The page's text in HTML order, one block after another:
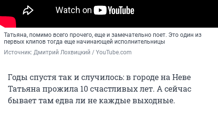
Татьяна, помимо всего прочего, еще и замечательно поет. Это один из
первых клипов тогда еще начинающей исполнительницы
Источник: Дмитрий Лохвицкий / YouTube.com
Годы спустя так и случилось: в городе на Неве
Татьяна прожила 10 счастливых лет. А сейчас
бывает там едва ли не каждые выходные.